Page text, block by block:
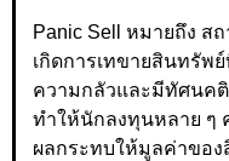
Panic Sell หมายถึง ส
เกิดการเทขายสินทรัพย์
ความกลัวและมีทัศนค
ทำให้นักลงทุนหลาย ๆ
ผลกระทบให้มูลค่าขอ